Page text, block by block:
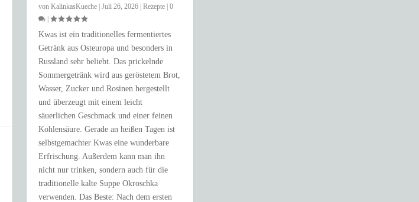
von KalinkasKueche| Juli 26, 2026| Rezepte| 0
|
Kwas ist ein traditionelles fermentiertes
Getränk aus Osteuropa und besonders in
Russland sehr beliebt. Das prickelnde
Sommergetränk wird aus geröstetem Brot,
Wasser, Zucker und Rosinen hergestellt
und überzeugt mit einem leicht
säuerlichen Geschmack und einer feinen
Kohlensäure. Gerade an heißen Tagen ist
selbstgemachter Kwas eine wunderbare
Erfrischung. Außerdem kann man ihn
nicht nur trinken, sondern auch für die
traditionelle kalte Suppe Okroschka
verwenden. Das Beste: Nach dem ersten